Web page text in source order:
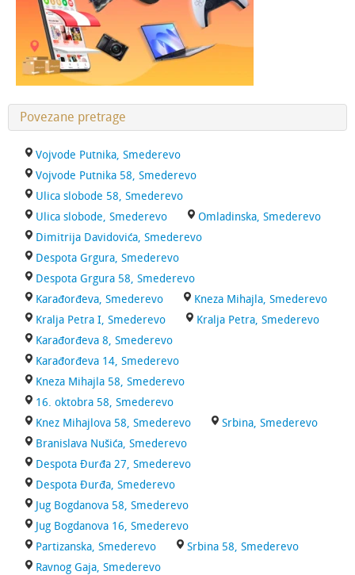
Povezane pretrage
Vojvode Putnika, Smederevo
Vojvode Putnika 58, Smederevo
Ulica slobode 58, Smederevo
Ulica slobode, Smederevo
Omladinska, Smederevo
Dimitrija Davidovića, Smederevo
Despota Grgura, Smederevo
Despota Grgura 58, Smederevo
Karađorđeva, Smederevo
Kneza Mihajla, Smederevo
Kralja Petra I, Smederevo
Kralja Petra, Smederevo
Karađorđeva 8, Smederevo
Karađorđeva 14, Smederevo
Kneza Mihajla 58, Smederevo
16. oktobra 58, Smederevo
Knez Mihajlova 58, Smederevo
Srbina, Smederevo
Branislava Nušića, Smederevo
Despota Đurđa 27, Smederevo
Despota Đurđa, Smederevo
Jug Bogdanova 58, Smederevo
Jug Bogdanova 16, Smederevo
Partizanska, Smederevo
Srbina 58, Smederevo
Ravnog Gaja, Smederevo